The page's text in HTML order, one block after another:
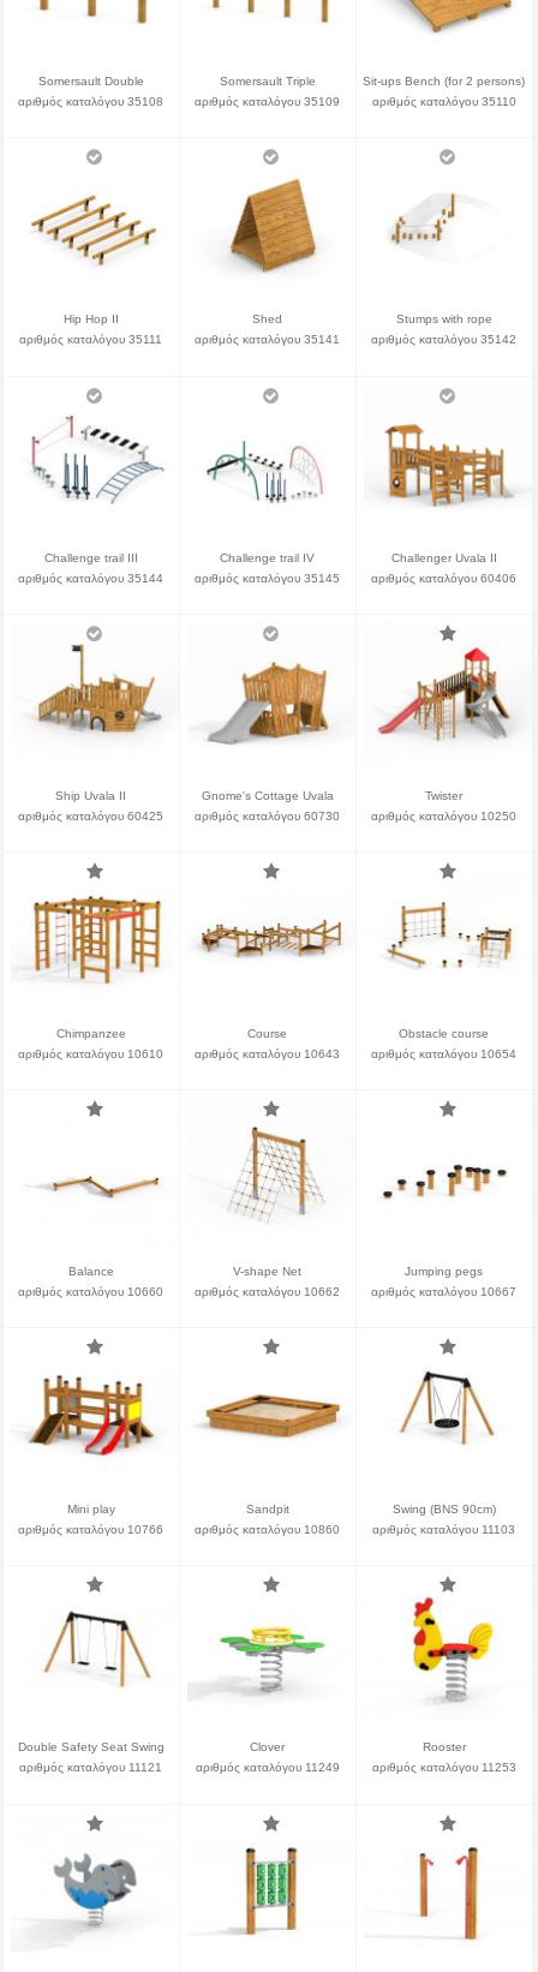
Somersault Double
αριθμός καταλόγου 35108
Somersault Triple
αριθμός καταλόγου 35109
Sit-ups Bench (for 2 persons)
αριθμός καταλόγου 35110
Hip Hop II
αριθμός καταλόγου 35111
Shed
αριθμός καταλόγου 35141
Stumps with rope
αριθμός καταλόγου 35142
Challenge trail III
αριθμός καταλόγου 35144
Challenge trail IV
αριθμός καταλόγου 35145
Challenger Uvala II
αριθμός καταλόγου 60406
Ship Uvala II
αριθμός καταλόγου 60425
Gnome's Cottage Uvala
αριθμός καταλόγου 60730
Twister
αριθμός καταλόγου 10250
Chimpanzee
αριθμός καταλόγου 10610
Course
αριθμός καταλόγου 10643
Obstacle course
αριθμός καταλόγου 10654
Balance
αριθμός καταλόγου 10660
V-shape Net
αριθμός καταλόγου 10662
Jumping pegs
αριθμός καταλόγου 10667
Mini play
αριθμός καταλόγου 10766
Sandpit
αριθμός καταλόγου 10860
Swing (BNS 90cm)
αριθμός καταλόγου 11103
Double Safety Seat Swing
αριθμός καταλόγου 11121
Clover
αριθμός καταλόγου 11249
Rooster
αριθμός καταλόγου 11253